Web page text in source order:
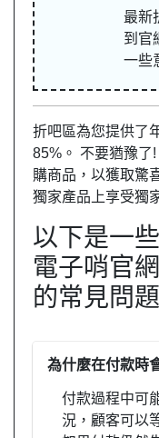
最新
到官
一些
折吧區為您提供了
85%。 不要猶豫了
購商品，以獲取驚
獨家產品上享受獨
以下是一
電子哨官
的常見問
為什麼在付款時
付款過程中可
況，顧客可以